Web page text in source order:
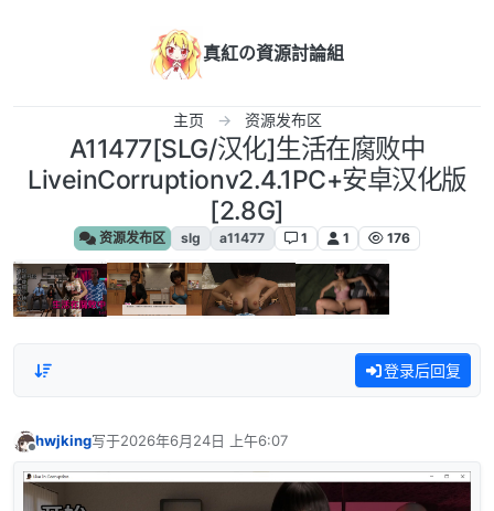
真紅の資源討論組
主页 资源发布区
A11477[SLG/汉化]生活在腐败中
LiveinCorruptionv2.4.1PC+安卓汉化版
[2.8G]
资源发布区 slg a11477 1 1 176
登录后回复
hwjking写于2026年6月24日 上午6:07
最后由 编辑